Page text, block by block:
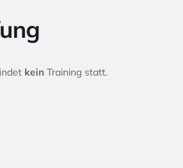
kein Training statt.